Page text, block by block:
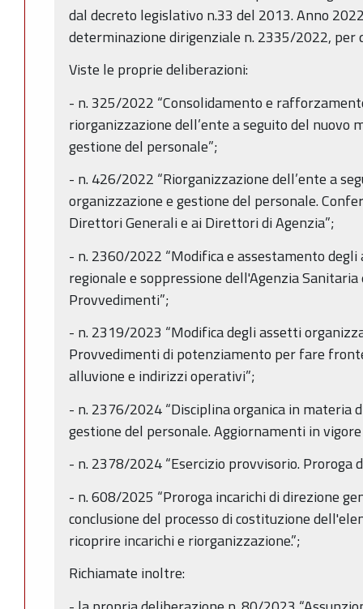
dal decreto legislativo n.33 del 2013. Anno
determinazione dirigenziale n. 2335/2022, per
Viste le proprie deliberazioni:
- n. 325/2022 “Consolidamento e
riorganizzazione dell’ente a seguito del nuovo
gestione del personale”;
- n. 426/2022 “Riorganizzazione dell’ente a
organizzazione e gestione del personale.
Direttori Generali e ai Direttori di Agenzia”;
- n. 2360/2022 “Modifica e assestamento
regionale e soppressione dell'Agenzia Sanitaria
Provvedimenti”;
- n. 2319/2023 “Modifica degli assetti
Provvedimenti di potenziamento per fare
alluvione e indirizzi operativi”;
- n. 2376/2024 “Disciplina organica in materia
gestione del personale. Aggiornamenti in
- n. 2378/2024 “Esercizio provvisorio. Proroga
- n. 608/2025 “Proroga incarichi di direzione
conclusione del processo di costituzione
ricoprire incarichi e riorganizzazione.”;
Richiamate inoltre: